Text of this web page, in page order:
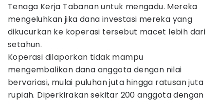
Tenaga Kerja Tabanan untuk mengadu. Mereka
mengeluhkan jika dana investasi mereka yang
dikucurkan ke koperasi tersebut macet lebih dari
setahun.
Koperasi dilaporkan tidak mampu
mengembalikan dana anggota dengan nilai
bervariasi, mulai puluhan juta hingga ratusan juta
rupiah. Diperkirakan sekitar 200 anggota dengan